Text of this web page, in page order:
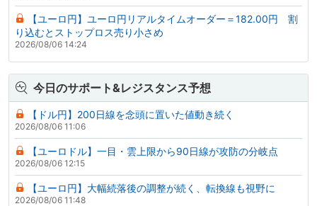
【ユーロ円】ユーロ円リアルタイムオーダー＝182.00円 割
り込むとストップロス売り小さめ
2026/08/06 14:24
今日のサポート&レジスタンス予想
【ドル円】200日線を念頭に置いた値動き続く
2026/08/06 11:06
【ユーロドル】一目・雲上限から90日線が攻防の分岐点
2026/08/06 12:15
【ユーロ円】大幅続落後の調整が続く、転換線も視野に
2026/08/06 11:48